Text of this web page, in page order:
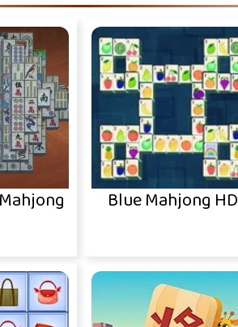
Blue Mahjong HD